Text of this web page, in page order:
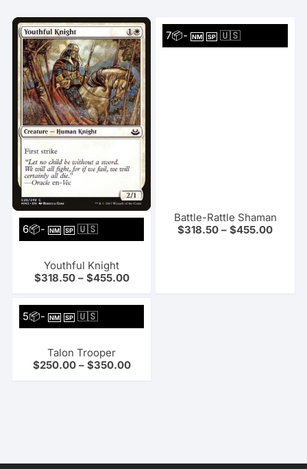
6📦-NM SP 🇺🇸
Youthful Knight
$318.50– $455.00
7📦-NM SP 🇺🇸
Battle-Rattle Shaman
$318.50 –$455.00
5📦-NM SP 🇺🇸
Talon Trooper
$250.00– $350.00